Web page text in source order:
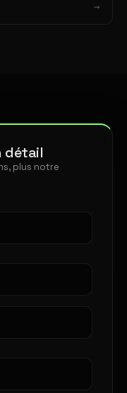
détail
plus notre